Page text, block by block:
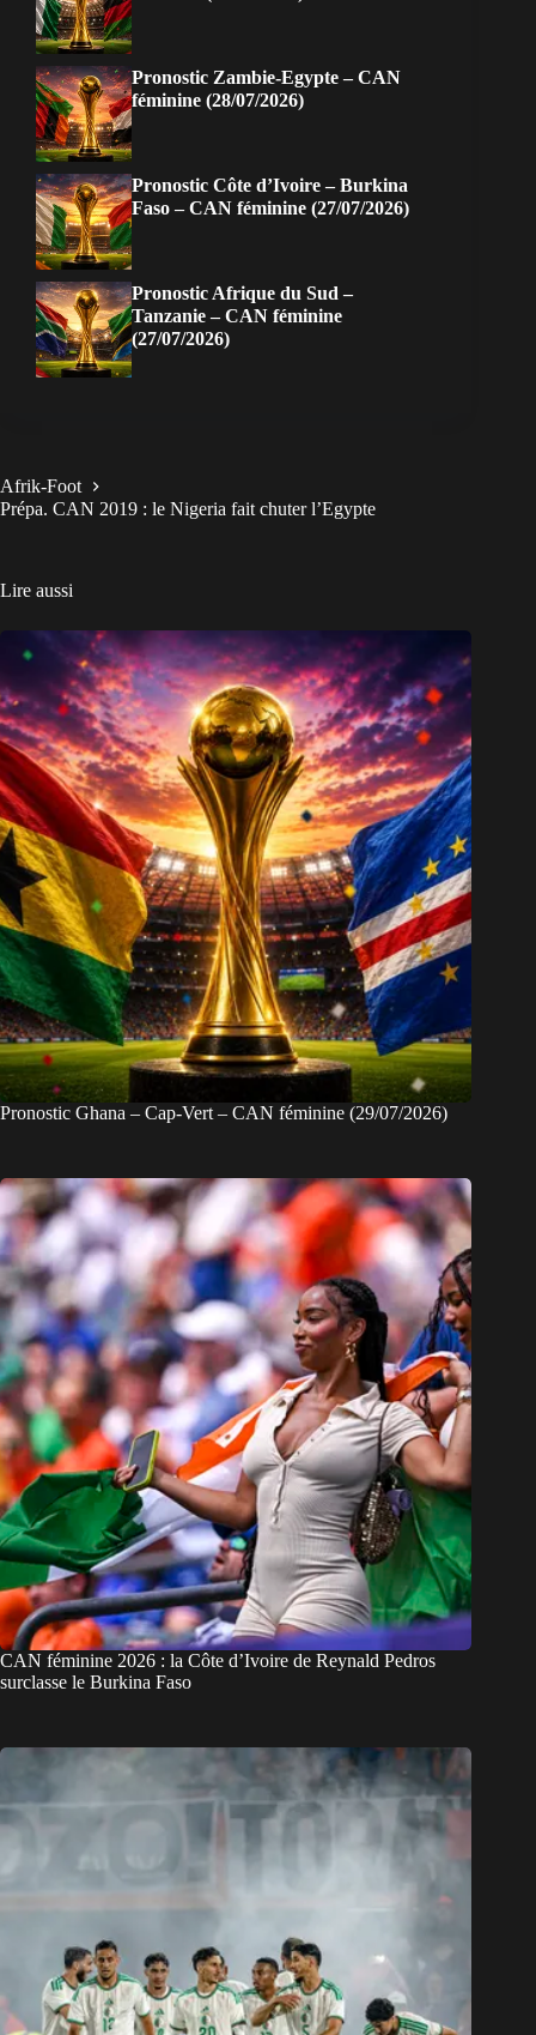
Pronostic Zambie-Egypte – CAN
féminine (28/07/2026)
Pronostic Côte d’Ivoire – Burkina
Faso – CAN féminine (27/07/2026)
Pronostic Afrique du Sud –
Tanzanie – CAN féminine
(27/07/2026)
Afrik-Foot
Prépa. CAN 2019 : le Nigeria fait chuter l’Egypte
Lire aussi
Pronostic Ghana – Cap-Vert – CAN féminine (29/07/2026)
CAN féminine 2026 : la Côte d’Ivoire de Reynald Pedros
surclasse le Burkina Faso